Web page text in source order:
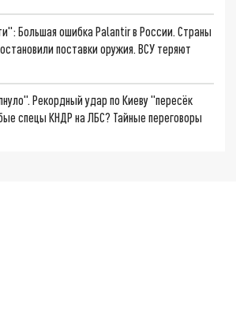
Большая ошибка Palantir в России. Страны
поставки оружия. ВСУ теряют
Рекордный удар по Киеву "пересёк
спецы КНДР на ЛБС? Тайные переговоры